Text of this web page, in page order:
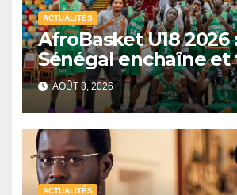
ACTUALITÉS
AfroBasket U18 2026
Sénégal enchaîne et
quarts de finale
AOÛT 8, 2026
ACTUALITÉS